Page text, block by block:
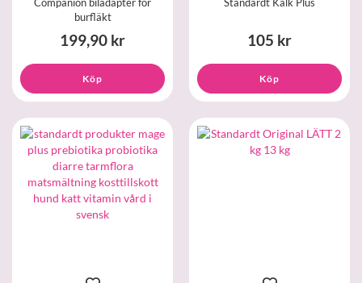
burfläkt
199,90 kr
Köp
105 kr
Köp